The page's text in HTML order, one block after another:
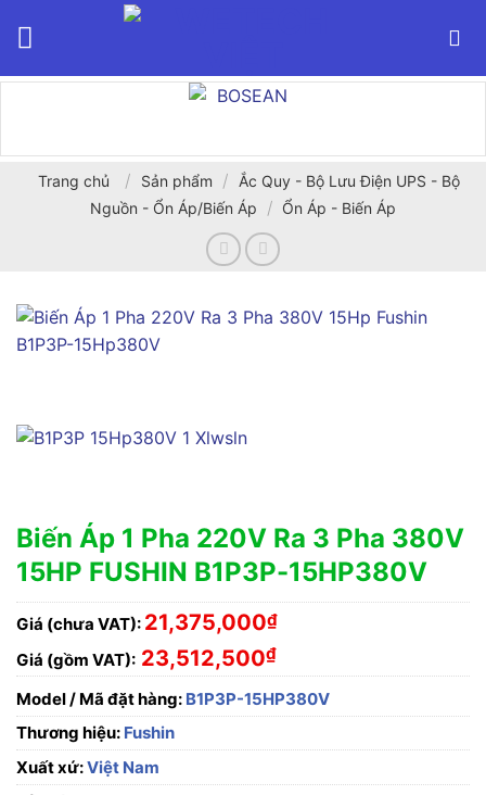
Trang chủ / Sản phẩm /
Ắc Quy - Bộ Lưu Điện UPS - Bộ
Nguồn - Ổn Áp/Biến Áp
/ Ổn Áp - Biến Áp
Biến Áp 1 Pha 220V Ra 3 Pha 380V
15HP FUSHIN B1P3P-15HP380V
Giá (chưa VAT): 21,375,000₫
Giá (gồm VAT): 23,512,500₫
Model / Mã đặt hàng: B1P3P-15HP380V
Thương hiệu: Fushin
Xuất xứ:Việt Nam